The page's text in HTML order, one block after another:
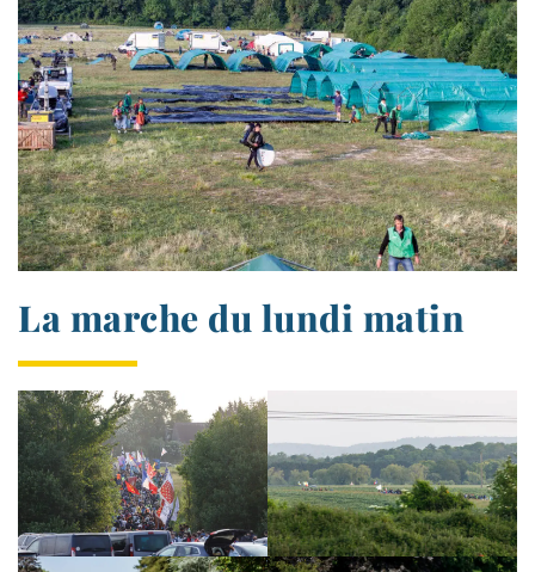
La marche du lundi matin